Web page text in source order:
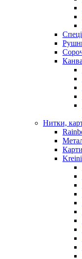
Нитки,